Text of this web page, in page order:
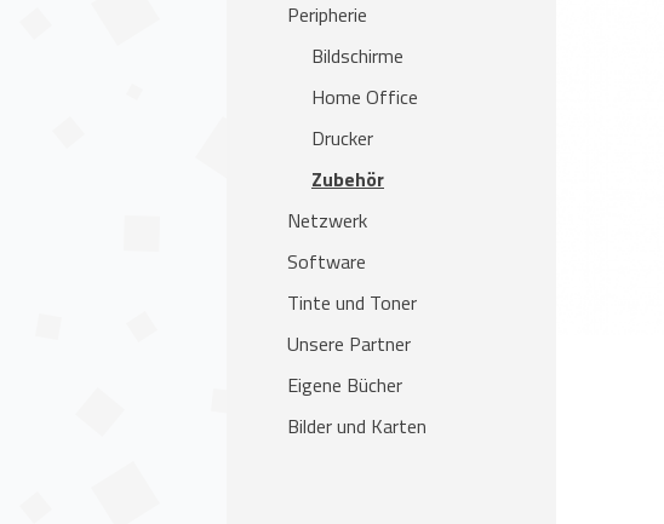
Peripherie
Bildschirme
Home Office
Drucker
Zubehör
Netzwerk
Software
Tinte und Toner
Unsere Partner
Eigene Bücher
Bilder und Karten